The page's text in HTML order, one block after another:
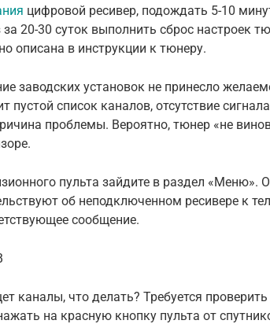
цифровой ресивер, подождать 5-10
20-30 суток выполнить сброс настроек
описана в инструкции к тюнеру.
заводских установок не принесло
пустой список каналов, отсутствие
проблемы. Вероятно, тюнер «не
пульта зайдите в раздел «Меню».
об неподключенном ресивере к
сообщение.
каналы, что делать? Требуется
на красную кнопку пульта от